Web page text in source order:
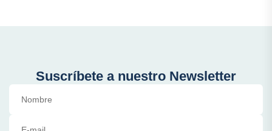
Suscríbete a nuestro Newsletter